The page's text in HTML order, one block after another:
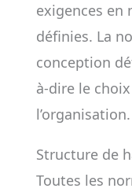
exigences en
définies. La
conception
à-dire le
l’organisation.
Structure de
Toutes les